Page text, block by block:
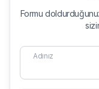
Formu
Adınız